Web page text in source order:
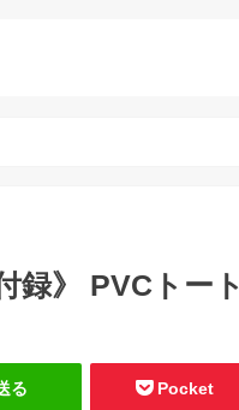
録》 PVCトート
る Pocket